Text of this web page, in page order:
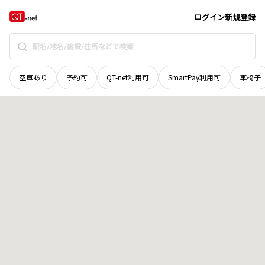
ログイン新規登録
空車あり 予約可 QT-net利用可 SmartPay利用可 車椅子
青森県